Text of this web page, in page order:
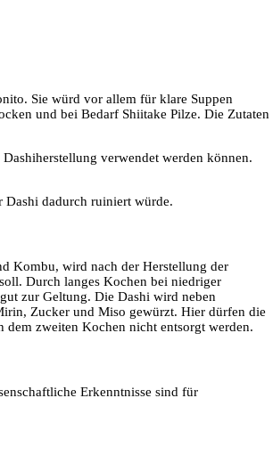
Sie würd vor allem für klare Suppen
und bei Bedarf Shiitake Pilze. Die Zutaten
verwendet werden können.
Dashi dadurch ruiniert würde.
Kombu, wird nach der Herstellung der
Durch langes Kochen bei niedriger
zur Geltung. Die Dashi wird neben
Zucker und Miso gewürzt. Hier dürfen die
zweiten Kochen nicht entsorgt werden.
Erkenntnisse sind für